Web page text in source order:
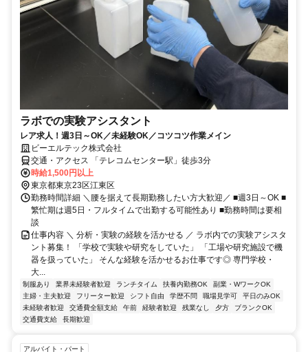
ラボでの実験アシスタント
レア求人！週3日～OK／未経験OK／コツコツ作業メイン
ビーエルテック株式会社
交通・アクセス 「テレコムセンター駅」徒歩3分
時給1,500円以上
東京都東京23区江東区
勤務時間詳細 ＼腰を据えて長期勤務したい方大歓迎／ ■週3日～OK ■
繁忙期は週5日・フルタイムで出勤する可能性あり ■勤務時間は要相
談
仕事内容 ＼ 分析・実験の経験を活かせる ／ ラボ内での実験アシスタ
ント募集！ 「学校で実験や研究をしていた」 「工場や研究施設で機
器を扱っていた」 そんな経験を活かせるお仕事です◎ 専門学校・
大...
制服あり 業界未経験者歓迎 ランチタイム 扶養内勤務OK
副業・WワークOK
主婦・主夫歓迎
フリーター歓迎 シフト自由 学歴不問 職場見学可
平日のみOK
未経験者歓迎
交通費全額支給 午前 経験者歓迎 残業なし 夕方
ブランクOK
交通費支給
長期歓迎
アルバイト・パート